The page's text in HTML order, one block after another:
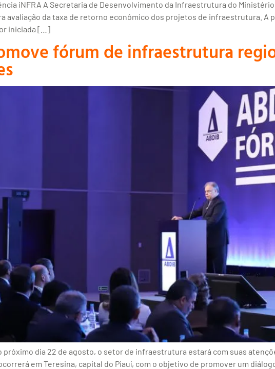
iNFRA A Secretaria de Desenvolvimento da Infraestrutura do
avaliação da taxa de retorno econômico dos projetos de infraestrutura. A
iniciada […]
fórum de infraestrutura
próximo dia 22 de agosto, o setor de infraestrutura estará com suas
em Teresina, capital do Piauí, com o objetivo de promover um